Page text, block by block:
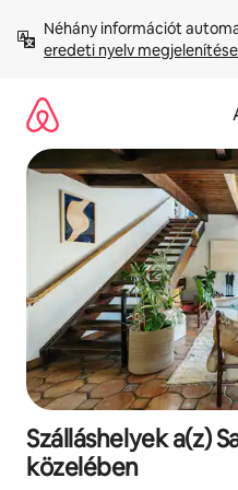
tartalomra
Néhány információt
eredeti nyelv megjelenítése
Szálláshelyek a(z)
közelében